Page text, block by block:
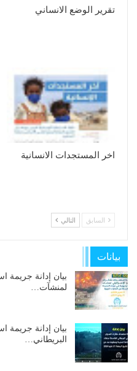
تقرير الوضع الانساني
اخر المستجدات الانسانية
السابق التالي
بيانات
بيان إدانة جريمة
لمنشآت…
بيان إدانة جريمة
البريطاني…